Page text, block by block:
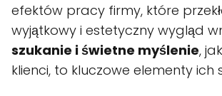
efektów pracy firmy, które
wyjątkowy i estetyczny wygląd
szukanie i świetne myślenie,
klienci, to kluczowe elementy ich